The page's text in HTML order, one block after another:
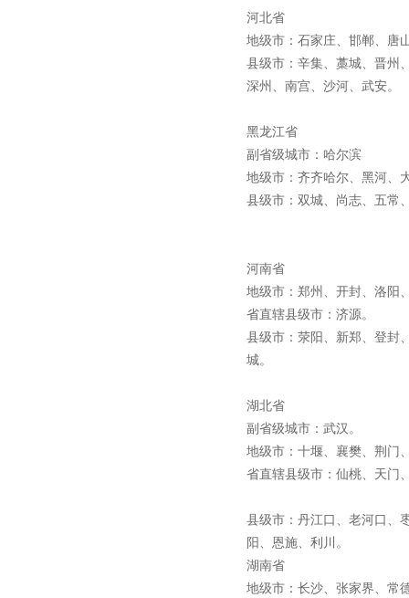
河北省
地级市：石家庄、邯郸、唐
县级市：辛集、藁城、晋州
深州、南宫、沙河、武安
黑龙江省
副省级城市：哈尔滨
地级市：齐齐哈尔、黑河、
县级市：双城、尚志、五常
河南省
地级市：郑州、开封、洛阳
省直辖县级市：济源。
县级市：荥阳、新郑、登封
城。
湖北省
副省级城市：武汉。
地级市：十堰、襄樊、荆
省直辖县级市：仙桃、天
县级市：丹江口、老河口、
阳、恩施、利川。
湖南省
地级市：长沙、张家界、常